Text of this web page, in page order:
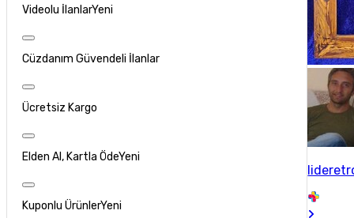
Videolu İlanlarYeni
Cüzdanım Güvendeli İlanlar
Ücretsiz Kargo
Elden Al, Kartla ÖdeYeni
Kuponlu ÜrünlerYeni